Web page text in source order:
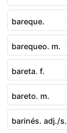
bareque.
barequeo. m.
bareta. f.
bareto. m.
barinés. adj./s.